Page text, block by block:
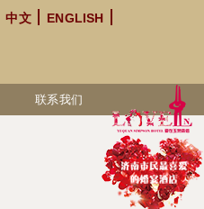
中文 ENGLISH
联系我们